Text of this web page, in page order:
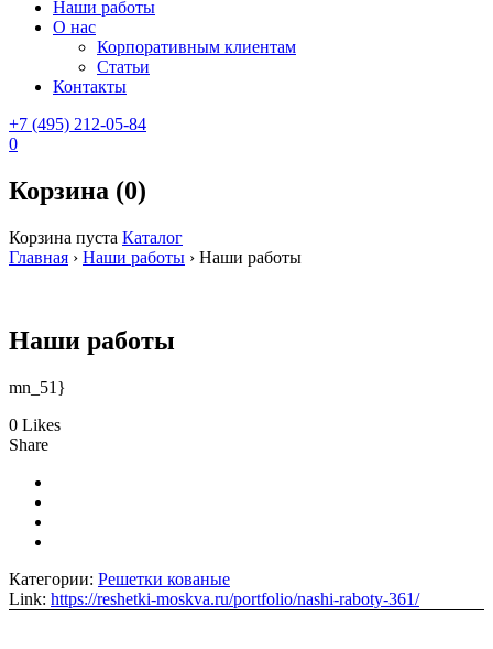
Наши работы
О нас
Корпоративным клиентам
Статьи
Контакты
+7 (495) 212-05-84
0
Корзина (0)
Корзина пуста Каталог
Главная › Наши работы › Наши работы
Наши работы
mn_51}
0 Likes
Share
Категории: Решетки кованые
Link: https://reshetki-moskva.ru/portfolio/nashi-raboty-361/